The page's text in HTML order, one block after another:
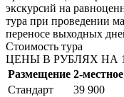
экскурсий на
тура при проведении
переносе выходных
Стоимость тура
ЦЕНЫ В РУБЛЯХ НА
Размещение 2-местное
Стандарт
39 900